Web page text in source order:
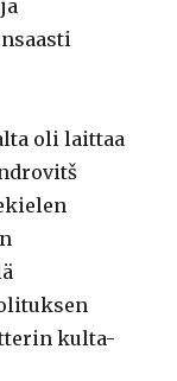
oli laittaa
kulta-